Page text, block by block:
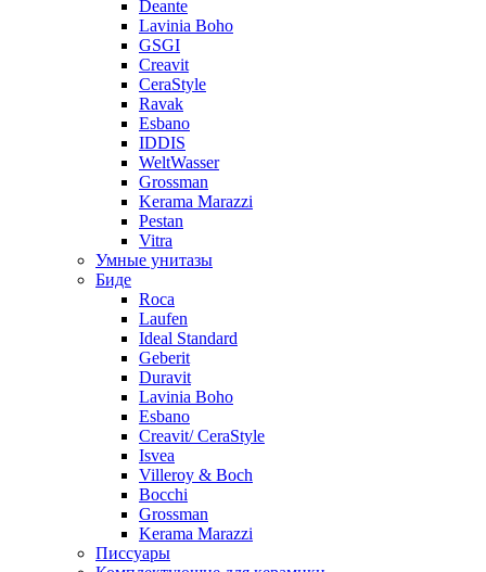
Deante
Lavinia Boho
GSGI
Creavit
CeraStyle
Ravak
Esbano
IDDIS
WeltWasser
Grossman
Kerama Marazzi
Pestan
Vitra
Умные унитазы
Биде
Roca
Laufen
Ideal Standard
Geberit
Duravit
Lavinia Boho
Esbano
Creavit/ CeraStyle
Isvea
Villeroy & Boch
Bocchi
Grossman
Kerama Marazzi
Писсуары